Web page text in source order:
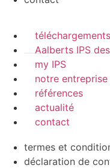
téléchargements
Aalberts IPS
my IPS
notre entreprise
références
actualité
contact
termes et
déclaration de